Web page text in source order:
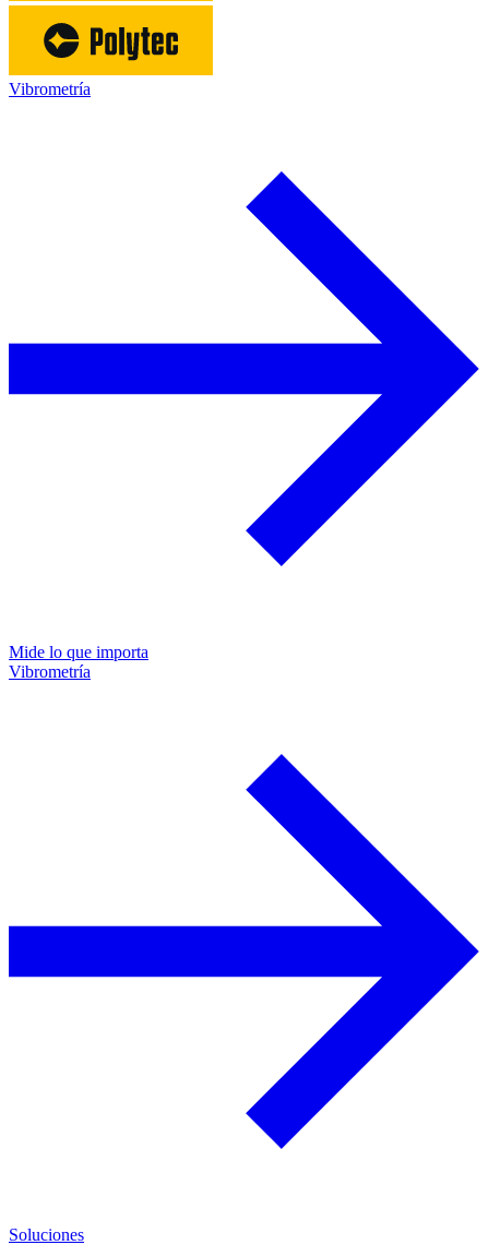
Vibrometría
Mide lo que importa
Vibrometría
Soluciones